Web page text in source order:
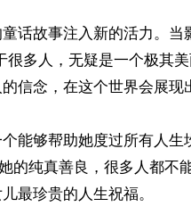
话故事注入新的活力。当
很多人，无疑是一个极其
信念，在这个世界会展现
能够帮助她度过所有人生
的纯真善良，很多人都不
最珍贵的人生祝福。